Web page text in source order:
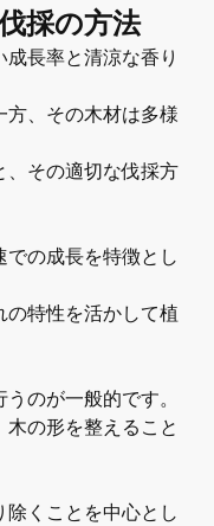
採の方法
長率と清涼な香り
、その木材は多様
その適切な伐採方
の成長を特徴とし
特性を活かして植
のが一般的です。
の形を整えること
くことを中心とし